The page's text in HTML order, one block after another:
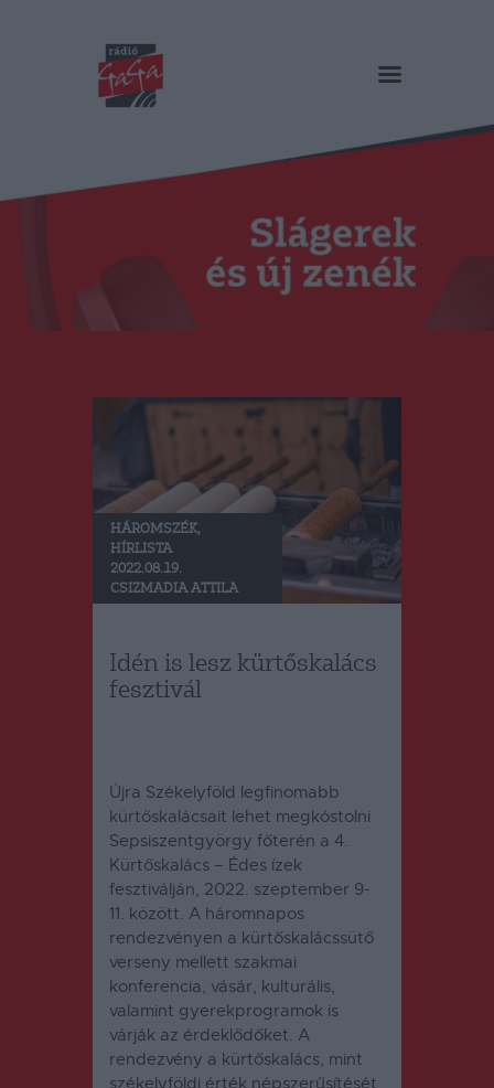
RÁDIÓ GAGA
Műsorok
Duma Duba
Podcast és videók
Stáb
Kapcsolat
HÁROMSZÉK,
HÍRLISTA
2022.08.19.
CSIZMADIA ATTILA
Idén is lesz kürtőskalács
fesztivál
Újra Székelyföld legfinomabb
kürtőskalácsait lehet megkóstolni
Sepsiszentgyörgy főterén a 4.
Kürtőskalács – Édes ízek
fesztiválján, 2022. szeptember 9-
11. között. A háromnapos
rendezvényen a kürtőskalácssütő
verseny mellett szakmai
konferencia, vásár, kulturális,
valamint gyerekprogramok is
várják az érdeklődőket. A
rendezvény a kürtőskalács, mint
székelyföldi érték népszerűsítését